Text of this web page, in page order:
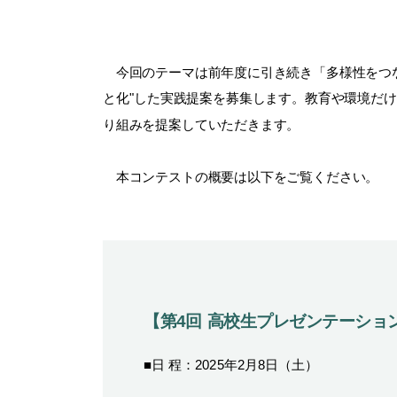
今回のテーマは前年度に引き続き「多様性をつ
と化"した実践提案を募集します。教育や環境だ
り組みを提案していただきます。
本コンテストの概要は以下をご覧ください。
【第4回 高校生プレゼンテーショ
■日 程：2025年2月8日（土）